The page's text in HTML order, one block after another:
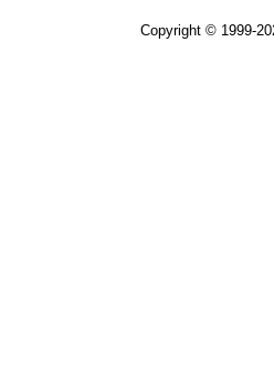
Copyright © 1999-